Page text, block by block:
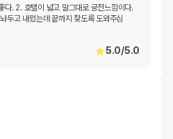
다. 2. 호텔이 넓고 말그대로 궁전느낌이다.
두고 내렸는데 끝까지 찾도록 도와주심
5.0/5.0